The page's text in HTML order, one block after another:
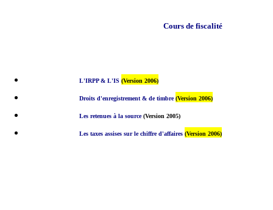
Cours de fiscalité
L'IRPP & L'IS (Version 2006)
Droits d'enregistrement & de timbre (Version 2006)
Les retenues à la source (Version 2005)
Les taxes assises sur le chiffre d'affaires (Version 2006)